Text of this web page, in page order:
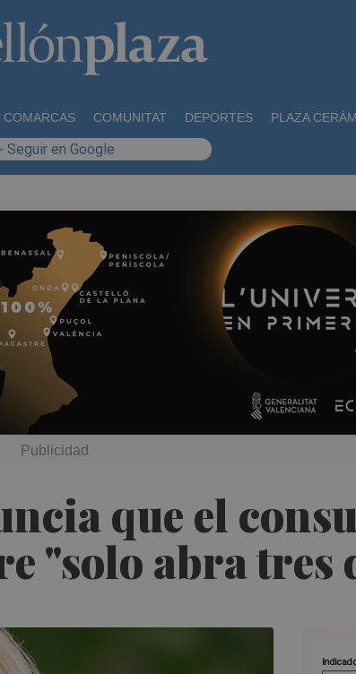
COMARCAS COMUNITAT DEPORTES PLAZA
Seguir en Google
que el
"solo abra tres